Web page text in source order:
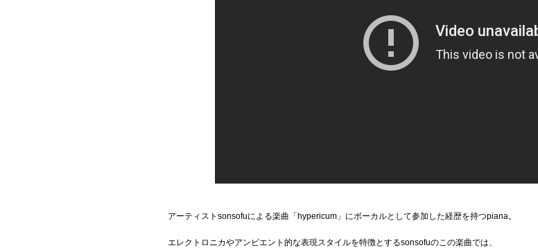
アーティストsonsofuによる楽曲「hypericum」にボーカルとして参加した経歴を持つpiana。
エレクトロニカやアンビエント的な表現スタイルを特徴とするsonsofuのこの楽曲では、